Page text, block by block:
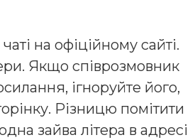
на офіційному сайті.
Якщо співрозмовник
ігноруйте його,
Різницю помітити
зайва літера в адресі